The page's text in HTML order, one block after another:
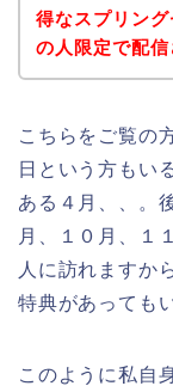
得なスプリン
の人限定で配
こちらをご覧の
日という方もい
ある４月、、。
月、１０月、１
人に訪れますか
特典があっても
このように私自